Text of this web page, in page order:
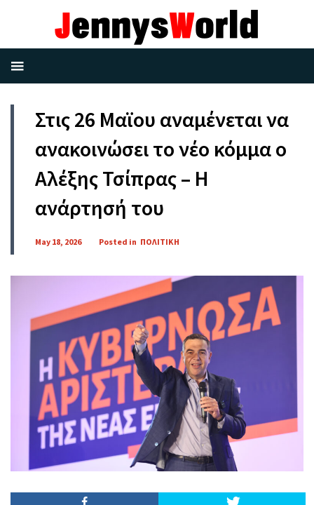
Στις 26 Μαϊου αναμένεται να
ανακοινώσει το νέο κόμμα ο
Αλέξης Τσίπρας – H
ανάρτησή του
May 18, 2026 Posted in ΠΟΛΙΤΙΚΗ